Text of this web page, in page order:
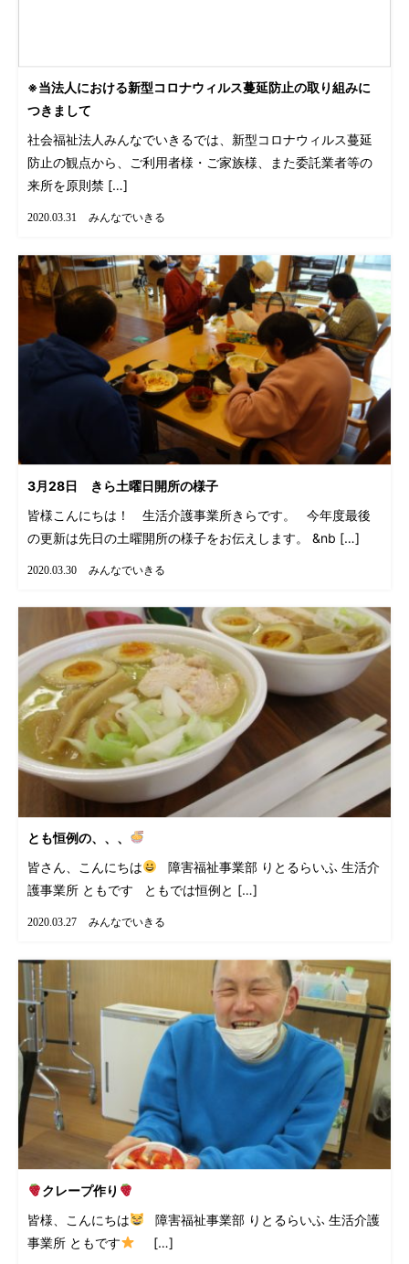
※当法人における新型コロナウィルス蔓延防止の取り組みに
つきまして
社会福祉法人みんなでいきるでは、新型コロナウィルス蔓延
防止の観点から、ご利用者様・ご家族様、また委託業者等の
来所を原則禁 […]
2020.03.31 みんなでいきる
3月28日 きら土曜日開所の様子
皆様こんにちは！ 生活介護事業所きらです。 今年度最後
の更新は先日の土曜開所の様子をお伝えします。 &nb […]
2020.03.30 みんなでいきる
とも恒例の、、、
皆さん、こんにちは
障害福祉事業部 りとるらいふ 生活介
護事業所 ともです ともでは恒例と […]
2020.03.27 みんなでいきる
クレープ作り
皆様、こんにちは
障害福祉事業部 りとるらいふ 生活介護
事業所 ともです
[…]